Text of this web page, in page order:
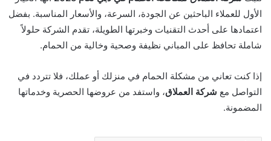
الأول للعملاء الباحثين عن الجودة، السرعة، والأسعار المناسبة. بفضل
اعتمادها على أحدث التقنيات وخبرتها الطويلة، تقدم الشركة حلولاً
شاملة تحافظ على المباني نظيفة وصحية وخالية من الحمام.
إذا كنت تعاني من مشكلة الحمام في منزلك أو عملك، فلا تتردد في
التواصل مع شركة العملاق، واستفد من عروضها الحصرية وخدماتها
المضمونة.